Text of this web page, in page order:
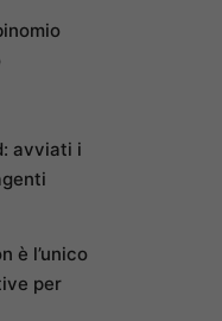
avviati i
è l’unico
per